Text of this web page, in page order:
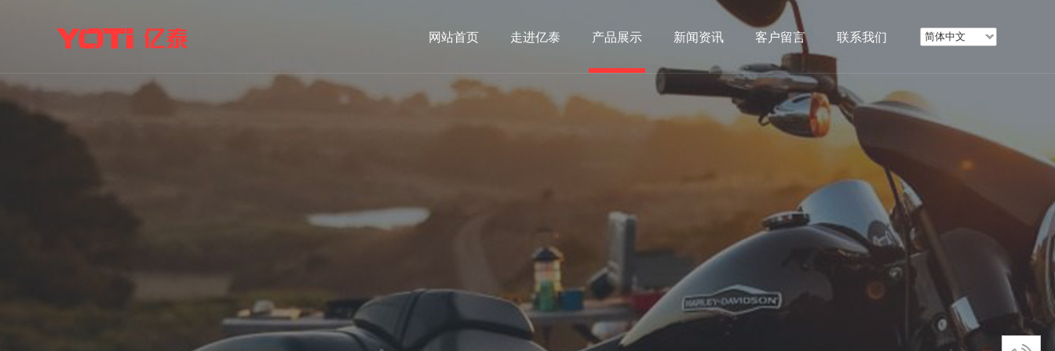
简体中文
网站首页 走进亿泰 产品展示 新闻资讯 客户留言 联系我们